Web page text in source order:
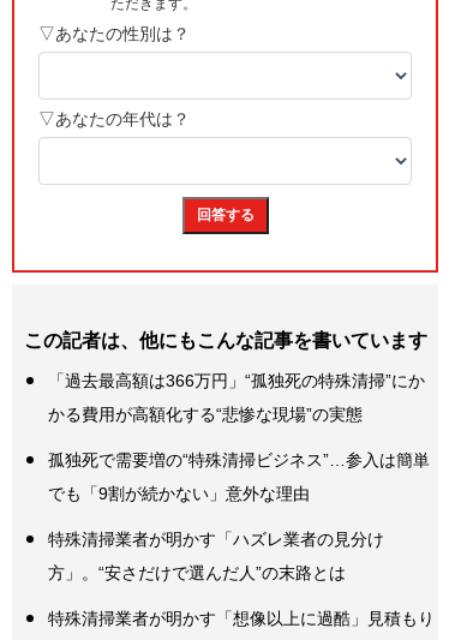
この記者は、他にもこんな記事を書いています
「過去最高額は366万円」“孤独死の特殊清掃”にか
かる費用が高額化する“悲惨な現場”の実態
孤独死で需要増の“特殊清掃ビジネス”…参入は簡単
でも「9割が続かない」意外な理由
特殊清掃業者が明かす「ハズレ業者の見分け
方」。“安さだけで選んだ人”の末路とは
特殊清掃業者が明かす「想像以上に過酷」見積もり